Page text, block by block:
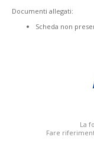
Documenti allegati:
Scheda non
La
Fare